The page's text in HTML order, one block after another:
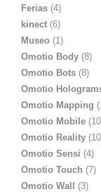
Ferias (4)
kinect (6)
Museo (1)
Omotio Body (8)
Omotio Bots (8)
Omotio
Omotio Mapping
Omotio Mobile
Omotio Reality
Omotio Sensi (4)
Omotio Touch (7)
Omotio Wall
(3)